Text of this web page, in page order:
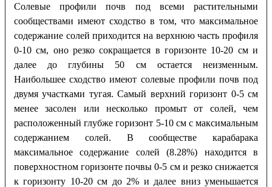
Солевые профили почв под всеми растительными
сообществами имеют сходство в том, что максимальное
содержание солей приходится на верхнюю часть профиля
0-10 см, оно резко сокращается в горизонте 10-20 см и
далее до глубины 50 см остается неизменным.
Наибольшее сходство имеют солевые профили почв под
двумя участками тугая. Самый верхний горизонт 0-5 см
менее засолен или несколько промыт от солей, чем
расположенный глубже горизонт 5-10 см с максимальным
содержанием солей. В сообществе карабарака
максимальное содержание солей (8.28%) находится в
поверхностном горизонте почвы 0-5 см и резко снижается
к горизонту 10-20 см до 2% и далее вниз уменьшается